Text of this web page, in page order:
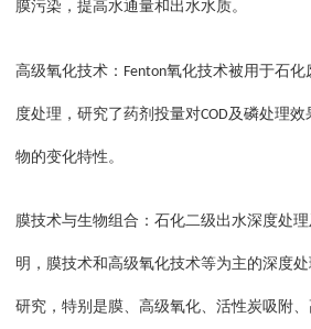
膜污染，提高水通量和出水水质。
高级氧化技术： Fenton氧化技术被用于石化
度处理，研究了药剂投量对COD及磷处理效
物的变化特性。
膜技术与生物组合：石化二级出水深度处
明，膜技术和高级氧化技术等为主的深度
研究，特别是膜、高级氧化、活性炭吸附